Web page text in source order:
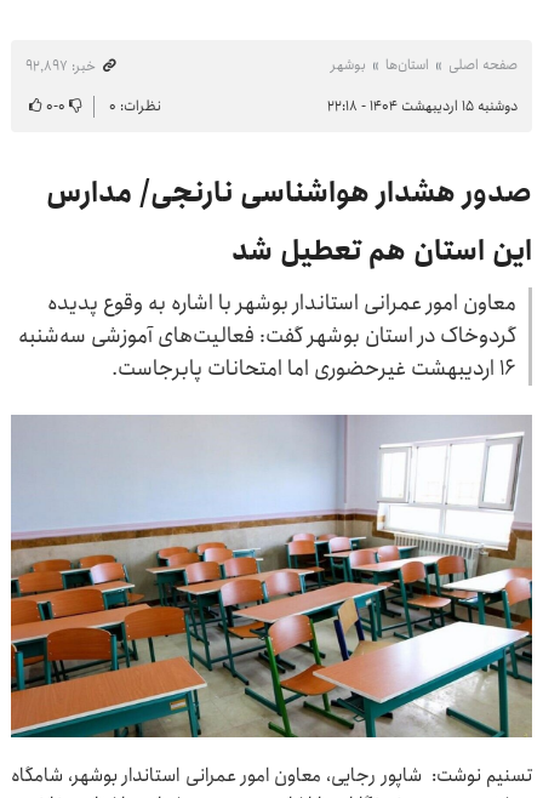
صفحه اصلی استان‌ها بوشهر
خبر: ۹۲٬۸۹۷
دوشنبه ۱۵ اردیبهشت ۱۴۰۴ - ۲۲:۱۸
نظرات: ۰ ۰-۰
صدور هشدار هواشناسی نارنجی/ مدارس
این استان هم تعطیل شد
معاون امور عمرانی استاندار بوشهر با اشاره به وقوع پدیده
گردوخاک در استان بوشهر گفت: فعالیت‌های آموزشی سه‌شنبه
۱۶ اردیبهشت غیرحضوری اما امتحانات پابرجاست.
تسنیم نوشت: شاپور رجایی، معاون امور عمرانی استاندار بوشهر، شامگاه